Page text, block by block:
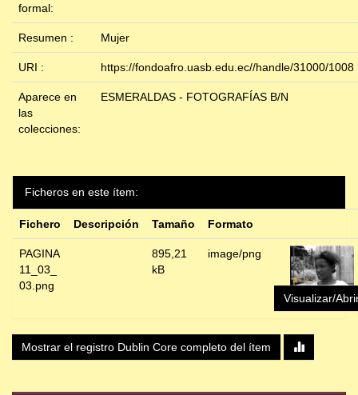
formal:
Resumen : Mujer
URI : https://fondoafro.uasb.edu.ec//handle/31000/1008
Aparece en
las
colecciones:
ESMERALDAS - FOTOGRAFÍAS B/N
Ficheros en este ítem:
Fichero Descripción Tamaño Formato
PAGINA
11_03_
03.png
895,21
kB
image/png
Visualizar/
Mostrar el registro Dublin Core completo del ítem